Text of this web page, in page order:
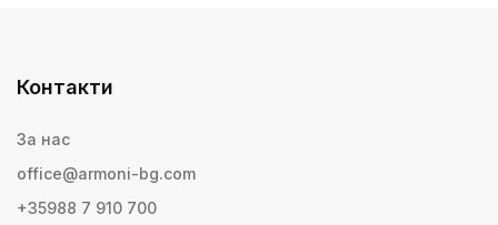
Контакти
За нас
office@armoni-bg.com
+35988 7 910 700